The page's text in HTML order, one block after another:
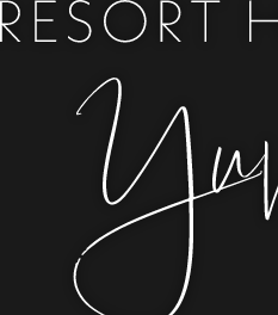
リゾートハウス YUNI